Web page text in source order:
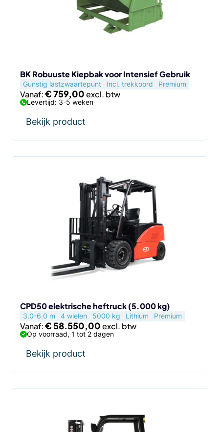
BK Robuuste Kiepbak voor Intensief Gebruik
Gunstig lastzwaartepunt Incl. trekkoord Premium
Vanaf:€759,00
Levertijd: 3-5 weken
Bekijk product
de
productpagina
CPD50 elektrische heftruck (5.000 kg)
3.0-6.0 m 4 wielen 5000 kg Lithium Premium
Vanaf:€58.550,00
Op voorraad, 1 tot 2 dagen
Bekijk product
gekozen
de
productpagina